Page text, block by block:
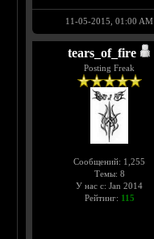
11-05-2015, 01:00 AM
tears_of_fire
Posting Freak
Сообщений: 1,255
Темы: 8
У нас с: Jan 2014
Рейтинг: 115